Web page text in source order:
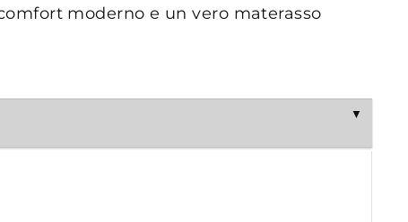
moderno e un vero materasso